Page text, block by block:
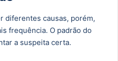
diferentes causas, porém,
frequência. O padrão do
a suspeita certa.